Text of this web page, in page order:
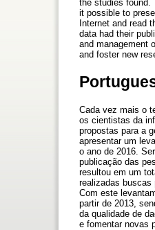
the studies found.
it possible to
Internet and read
data had their
and management
and foster new
Cada vez mais o
os cientistas da
propostas para a
apresentar um
o ano de 2016.
publicação das
resultou em um
realizadas
Com este
partir de 2013,
da qualidade de
e fomentar novas